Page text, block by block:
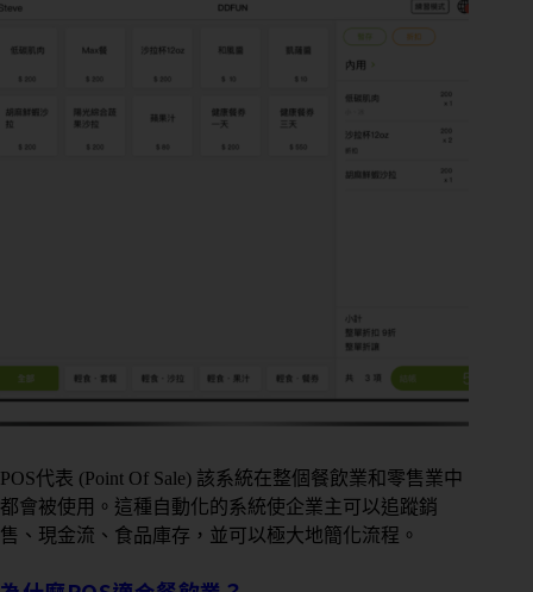
POS代表 (Point Of Sale) 該系統在整個餐飲業和零售業中
都會被使用。這種自動化的系統使企業主可以追蹤銷
售、現金流、食品庫存，並可以極大地簡化流程。